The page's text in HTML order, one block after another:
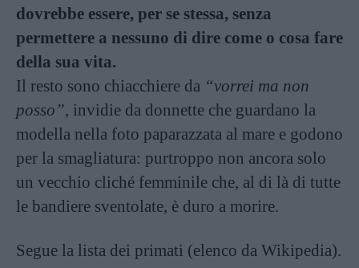
dovrebbe essere, per se stessa, senza
permettere a nessuno di dire come o cosa fare
della sua vita.
Il resto sono chiacchiere da “vorrei ma non
posso”, invidie da donnette che guardano la
modella nella foto paparazzata al mare e godono
per la smagliatura: purtroppo non ancora solo
un vecchio cliché femminile che, al di là di tutte
le bandiere sventolate, è duro a morire.
Segue la lista dei primati (elenco da Wikipedia).